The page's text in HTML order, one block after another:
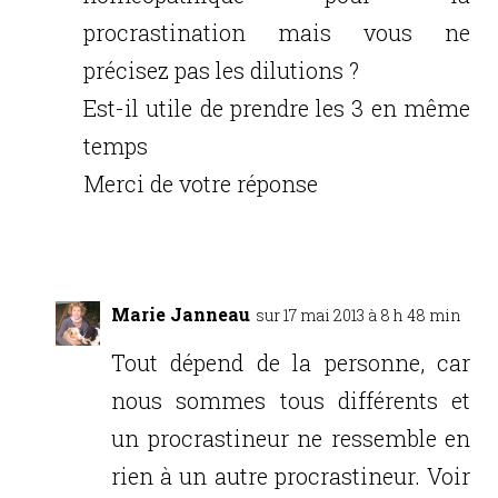
procrastination mais vous ne
précisez pas les dilutions ?
Est-il utile de prendre les 3 en même
temps
Merci de votre réponse
Marie Janneau sur 17 mai 2013 à 8 h 48 min
Tout dépend de la personne, car
nous sommes tous différents et
un procrastineur ne ressemble en
rien à un autre procrastineur. Voir